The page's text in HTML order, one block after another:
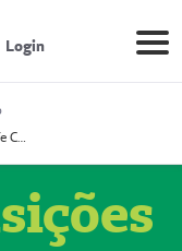
Login
Prestador Medlife Consultas e Diagnósticos (51004334-2)